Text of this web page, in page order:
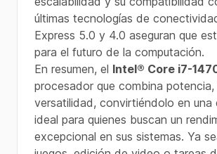
últimas tecnologías de
Express 5.0 y 4.0 aseguran que
para el futuro de la computación.
En resumen, el Intel® Core i7-
procesador que combina
versatilidad, convirtiéndolo en una
ideal para quienes buscan un
excepcional en sus sistemas. Ya